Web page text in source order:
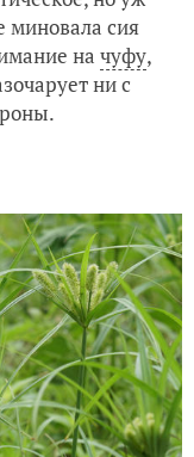
миновала сия
на чуфу,
ни с